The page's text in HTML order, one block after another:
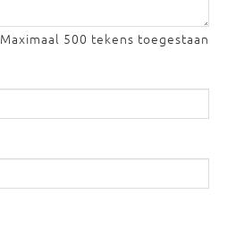
Maximaal 500 tekens toegestaan